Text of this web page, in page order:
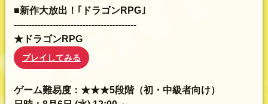
■新作大放出！｢ドラゴンRPG｣
-----------------------------------------
★ドラゴンRPG
プレイしてみる
ゲーム難易度：★★★5段階（初・中級者向け）